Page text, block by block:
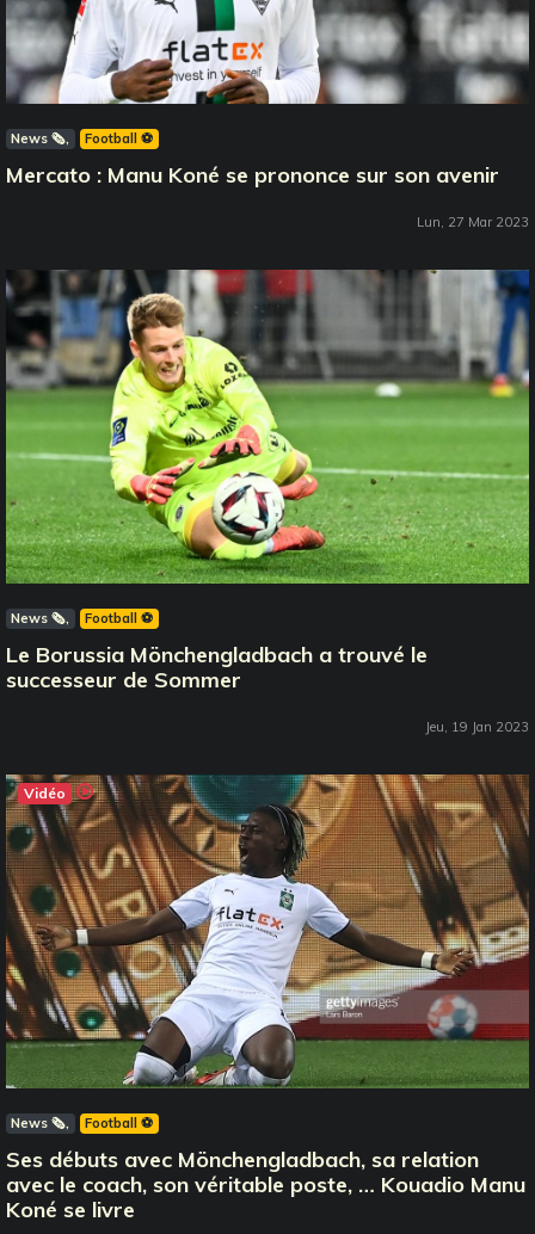
News 🗞️ Football ⚽️
Mercato : Manu Koné se prononce sur son avenir
Lun, 27 Mar 2023
News 🗞️ Football ⚽️
Le Borussia Mönchengladbach a trouvé le
successeur de Sommer
Jeu, 19 Jan 2023
Vidéo
News 🗞️ Football ⚽️
Ses débuts avec Mönchengladbach, sa relation
avec le coach, son véritable poste, … Kouadio Manu
Koné se livre